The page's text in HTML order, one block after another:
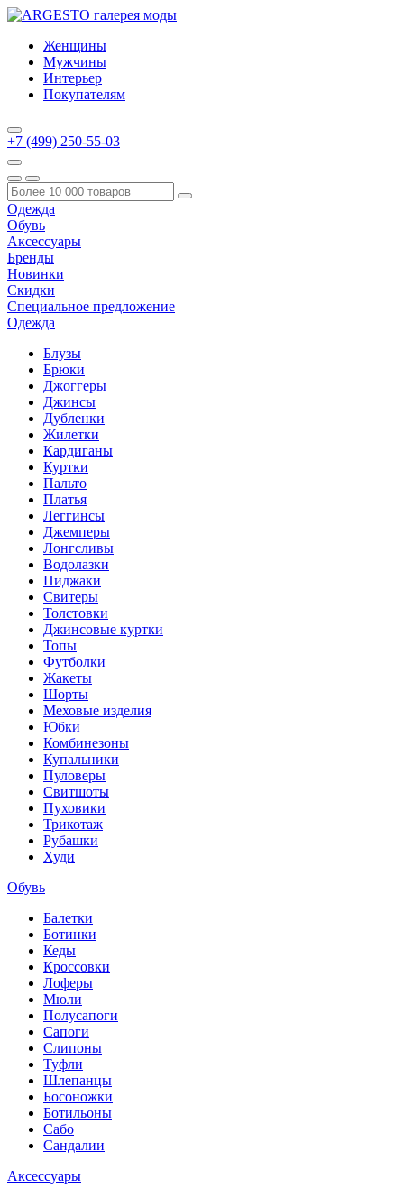
Женщины
Мужчины
Интерьер
Покупателям
+7 (499) 250-55-03
Одежда
Обувь
Аксессуары
Бренды
Новинки
Скидки
Специальное предложение
Одежда
Блузы
Брюки
Джоггеры
Джинсы
Дубленки
Жилетки
Кардиганы
Куртки
Пальто
Платья
Леггинсы
Джемперы
Лонгсливы
Водолазки
Пиджаки
Свитеры
Толстовки
Джинсовые куртки
Топы
Футболки
Жакеты
Шорты
Меховые изделия
Юбки
Комбинезоны
Купальники
Пуловеры
Свитшоты
Пуховики
Трикотаж
Рубашки
Худи
Обувь
Балетки
Ботинки
Кеды
Кроссовки
Лоферы
Мюли
Полусапоги
Сапоги
Слипоны
Туфли
Шлепанцы
Босоножки
Ботильоны
Сабо
Сандалии
Аксессуары